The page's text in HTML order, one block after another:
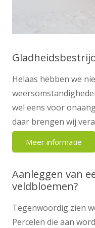
Helaas hebben we
wel eens voor
daar brengen wij
Meer informatie
Aanleggen van
veldbloemen?
Tegenwoordig zien
Percelen die aan